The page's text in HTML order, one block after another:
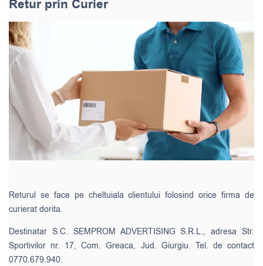
Retur prin Curier
Returul se face pe cheltuiala clientului folosind orice firma de
curierat dorita.
Destinatar S.C. SEMPROM ADVERTISING S.R.L., adresa Str.
Sportivilor nr. 17, Com. Greaca, Jud. Giurgiu. Tel. de contact
0770.679.940.